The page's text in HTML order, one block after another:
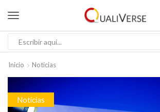
Inicio Noticias
Noticias